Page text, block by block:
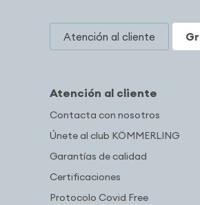
Atención al cliente
Atención al cliente
Contacta con nosotros
Únete al club KÖMMERLING
Garantías de calidad
Certificaciones
Protocolo Covid Free